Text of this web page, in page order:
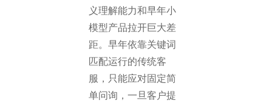
义理解能力和早年小
模型产品拉开巨大差
距。早年依靠关键词
匹配运行的传统客
服，只能应对固定简
单问询，一旦客户提